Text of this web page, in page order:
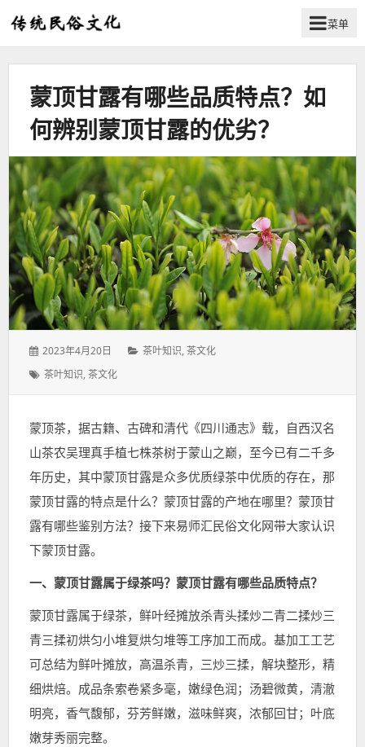
弘
扬
化
菜单
蒙顶甘露有哪些品质特点？如
何辨别蒙顶甘露的优劣？
发
于：
2023年4月20日
分
茶叶知识,茶文化
标
茶叶知识,茶文化
蒙顶茶，据古籍、古碑和清代《四川通志》载，自西汉名
山茶农吴理真手植七株茶树于蒙山之巅，至今已有二千多
年历史，其中蒙顶甘露是众多优质绿茶中优质的存在，那
蒙顶甘露的特点是什么？蒙顶甘露的产地在哪里？蒙顶甘
露有哪些鉴别方法？接下来易师汇民俗文化网带大家认识
下蒙顶甘露。
一、蒙顶甘露属于绿茶吗？蒙顶甘露有哪些品质特点？
蒙顶甘露属于绿茶，鲜叶经摊放杀青头揉炒二青二揉炒三
青三揉初烘匀小堆复烘匀堆等工序加工而成。基加工工艺
可总结为鲜叶摊放，高温杀青，三炒三揉，解块整形，精
细烘焙。成品条索卷紧多毫，嫩绿色润；汤碧微黄，清澈
明亮，香气馥郁，芬芳鲜嫩，滋味鲜爽，浓郁回甘；叶底
嫩芽秀丽完整。